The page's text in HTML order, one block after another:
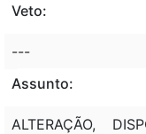
Veto:
---
Assunto:
ALTERAÇÃO,